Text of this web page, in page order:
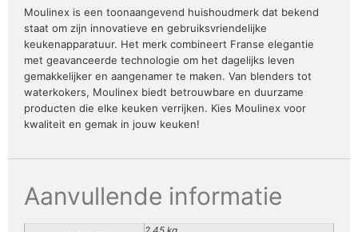
Moulinex is een toonaangevend huishoudmerk dat bekend
staat om zijn innovatieve en gebruiksvriendelijke
keukenapparatuur. Het merk combineert Franse elegantie
met geavanceerde technologie om het dagelijks leven
gemakkelijker en aangenamer te maken. Van blenders tot
waterkokers, Moulinex biedt betrouwbare en duurzame
producten die elke keuken verrijken. Kies Moulinex voor
kwaliteit en gemak in jouw keuken!
Aanvullende informatie